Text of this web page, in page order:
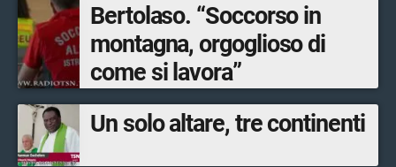
Bertolaso. “Soccorso in
montagna, orgoglioso di
come si lavora”
Un solo altare, tre continenti